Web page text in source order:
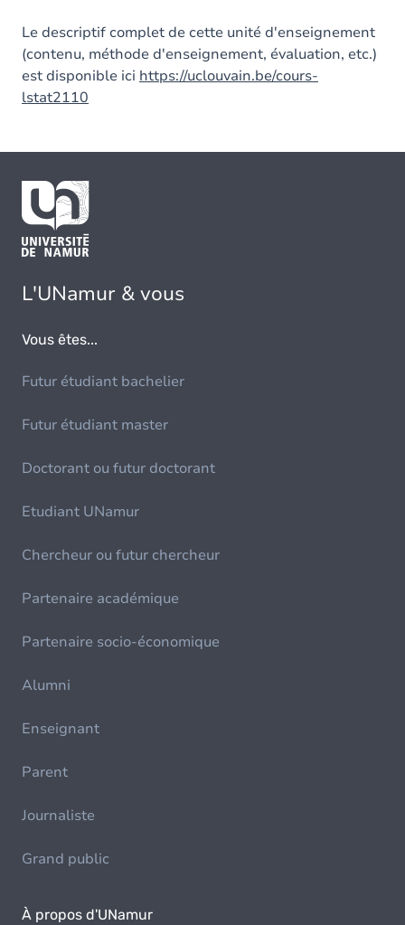
Le descriptif complet de cette unité d'enseignement
(contenu, méthode d'enseignement, évaluation, etc.)
est disponible ici https://uclouvain.be/cours-
lstat2110
L'UNamur & vous
Vous êtes...
Futur étudiant bachelier
Futur étudiant master
Doctorant ou futur doctorant
Etudiant UNamur
Chercheur ou futur chercheur
Partenaire académique
Partenaire socio-économique
Alumni
Enseignant
Parent
Journaliste
Grand public
À propos d'UNamur